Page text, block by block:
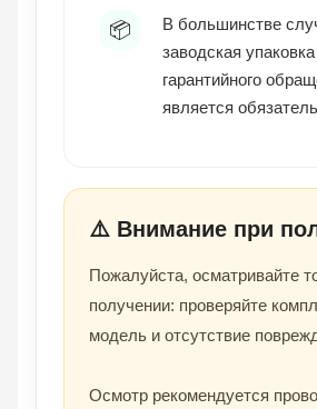
📦
В большинстве
заводская
гарантийного
является
⚠️ Внимание при
Пожалуйста, осматривайте
получении: проверяйте
модель и отсутствие
Осмотр рекомендуется